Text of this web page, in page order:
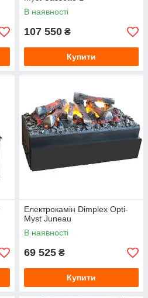
В наявності
107 550 ₴
Купити
Електрокамін Dimplex Opti-
Myst Juneau
В наявності
69 525 ₴
Купити